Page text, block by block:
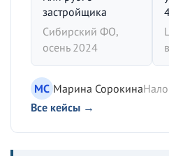
застройщика
Сибирский ФО,
осень 2024
МС Марина Сорокина
Все кейсы →